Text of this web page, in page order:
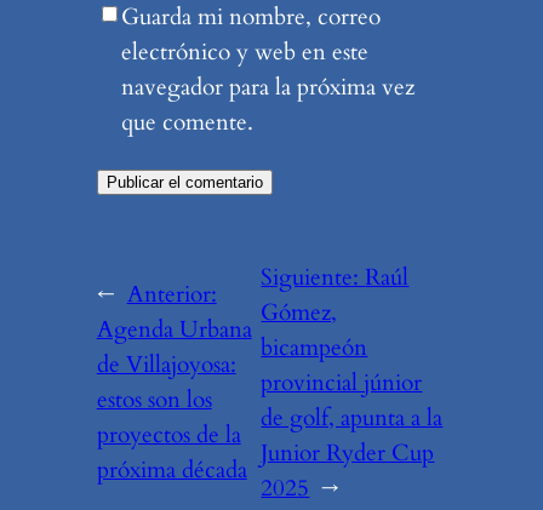
Guarda mi nombre, correo
electrónico y web en este
navegador para la próxima vez
que comente.
← Anterior:
Agenda Urbana
de Villajoyosa:
estos son los
proyectos de la
próxima década
Siguiente: Raúl
Gómez,
bicampeón
provincial júnior
de golf, apunta a la
Junior Ryder Cup
2025 →